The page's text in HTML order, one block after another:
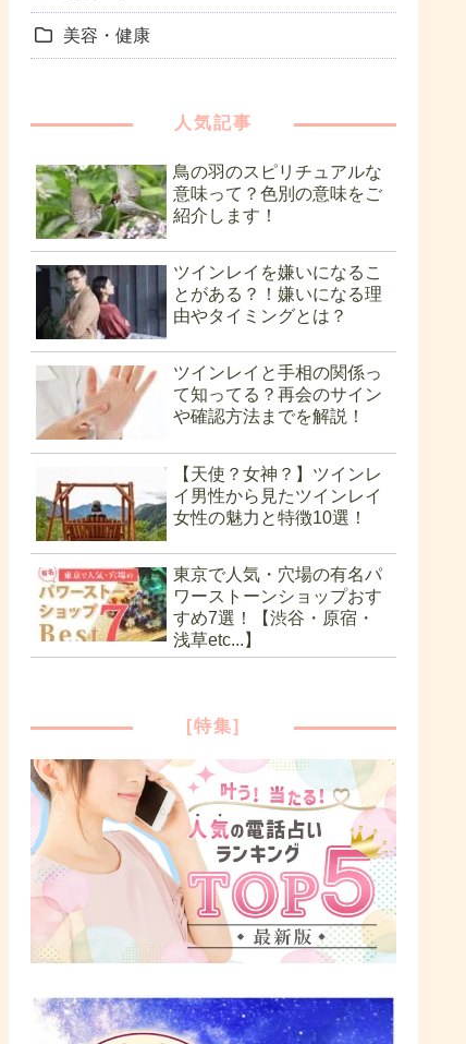
美容・健康
人気記事
鳥の羽のスピリチュアルな
意味って？色別の意味をご
紹介します！
ツインレイを嫌いになるこ
とがある？！嫌いになる理
由やタイミングとは？
ツインレイと手相の関係っ
て知ってる？再会のサイン
や確認方法までを解説！
【天使？女神？】ツインレ
イ男性から見たツインレイ
女性の魅力と特徴10選！
東京で人気・穴場の有名パ
ワーストーンショップおす
すめ7選！【渋谷・原宿・
浅草etc...】
[特集]